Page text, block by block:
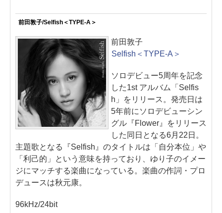
前田敦子/Selfish＜TYPE-A＞
前田敦子
Selfish＜TYPE-A＞
ソロデビュー5周年を記念
した1st アルバム「Selfis
h」をリリース。発売日は
5年前にソロデビューシン
グル『Flower』をリリース
した同日となる6月22日。
主題歌となる『Selfish』のタイトルは「自分本位」や
「利己的」という意味を持っており、ゆり子のイメー
ジにマッチする楽曲になっている。楽曲の作詞・プロ
デュースは秋元康。
96kHz/24bit